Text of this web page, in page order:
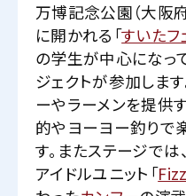
万博記念公園（大阪
に開かれる「すいたフ
の学生が中心になっ
ジェクトが参加しま
ーやラーメンを提供
的やヨーヨー釣りで
す。またステージで
アイドルユニット「